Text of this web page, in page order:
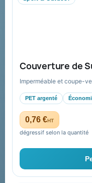
Couverture de
Imperméable et coupe-
PET argenté
0,76 €HT
dégressif selon la quantité
FAQ sur Promenoch
Conditions de retour
Paiement sécurisé
Plan du site
Contact & devis
06 09 53 17 41